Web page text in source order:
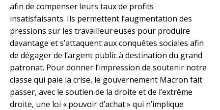
afin de compenser leurs taux de profits
insatisfaisants. Ils permettent l’augmentation des
pressions sur les travailleur·euses pour produire
davantage et s’attaquent aux conquêtes sociales afin
de dégager de l’argent public à destination du grand
patronat. Pour donner l’impression de soutenir notre
classe qui paie la crise, le gouvernement Macron fait
passer, avec le soutien de la droite et de l’extrême
droite, une loi « pouvoir d’achat » qui n’implique